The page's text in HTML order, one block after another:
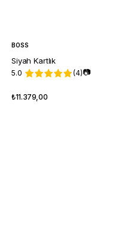
BOSS
Siyah Kartlık
5.0 (4)📷
₺11.379,00